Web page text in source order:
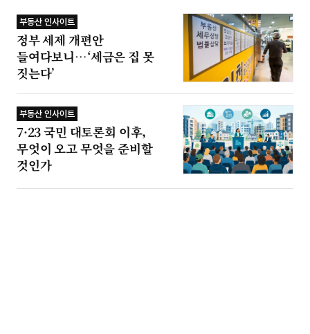
부동산 인사이트
정부 세제 개편안
들여다보니…‘세금은 집 못
짓는다’
부동산 인사이트
7·23 국민 대토론회 이후,
무엇이 오고 무엇을 준비할
것인가